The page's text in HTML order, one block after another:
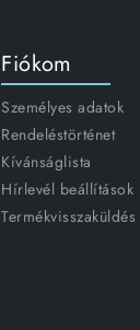
Fiókom
Személyes adatok
Rendeléstörténet
Kívánságlista
Hírlevél beállítások
Termékvisszaküldés